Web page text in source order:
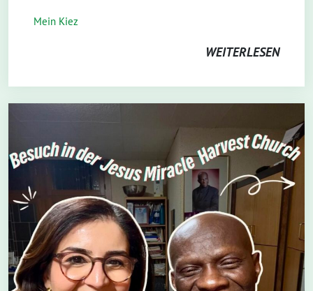
Mein Kiez
WEITERLESEN